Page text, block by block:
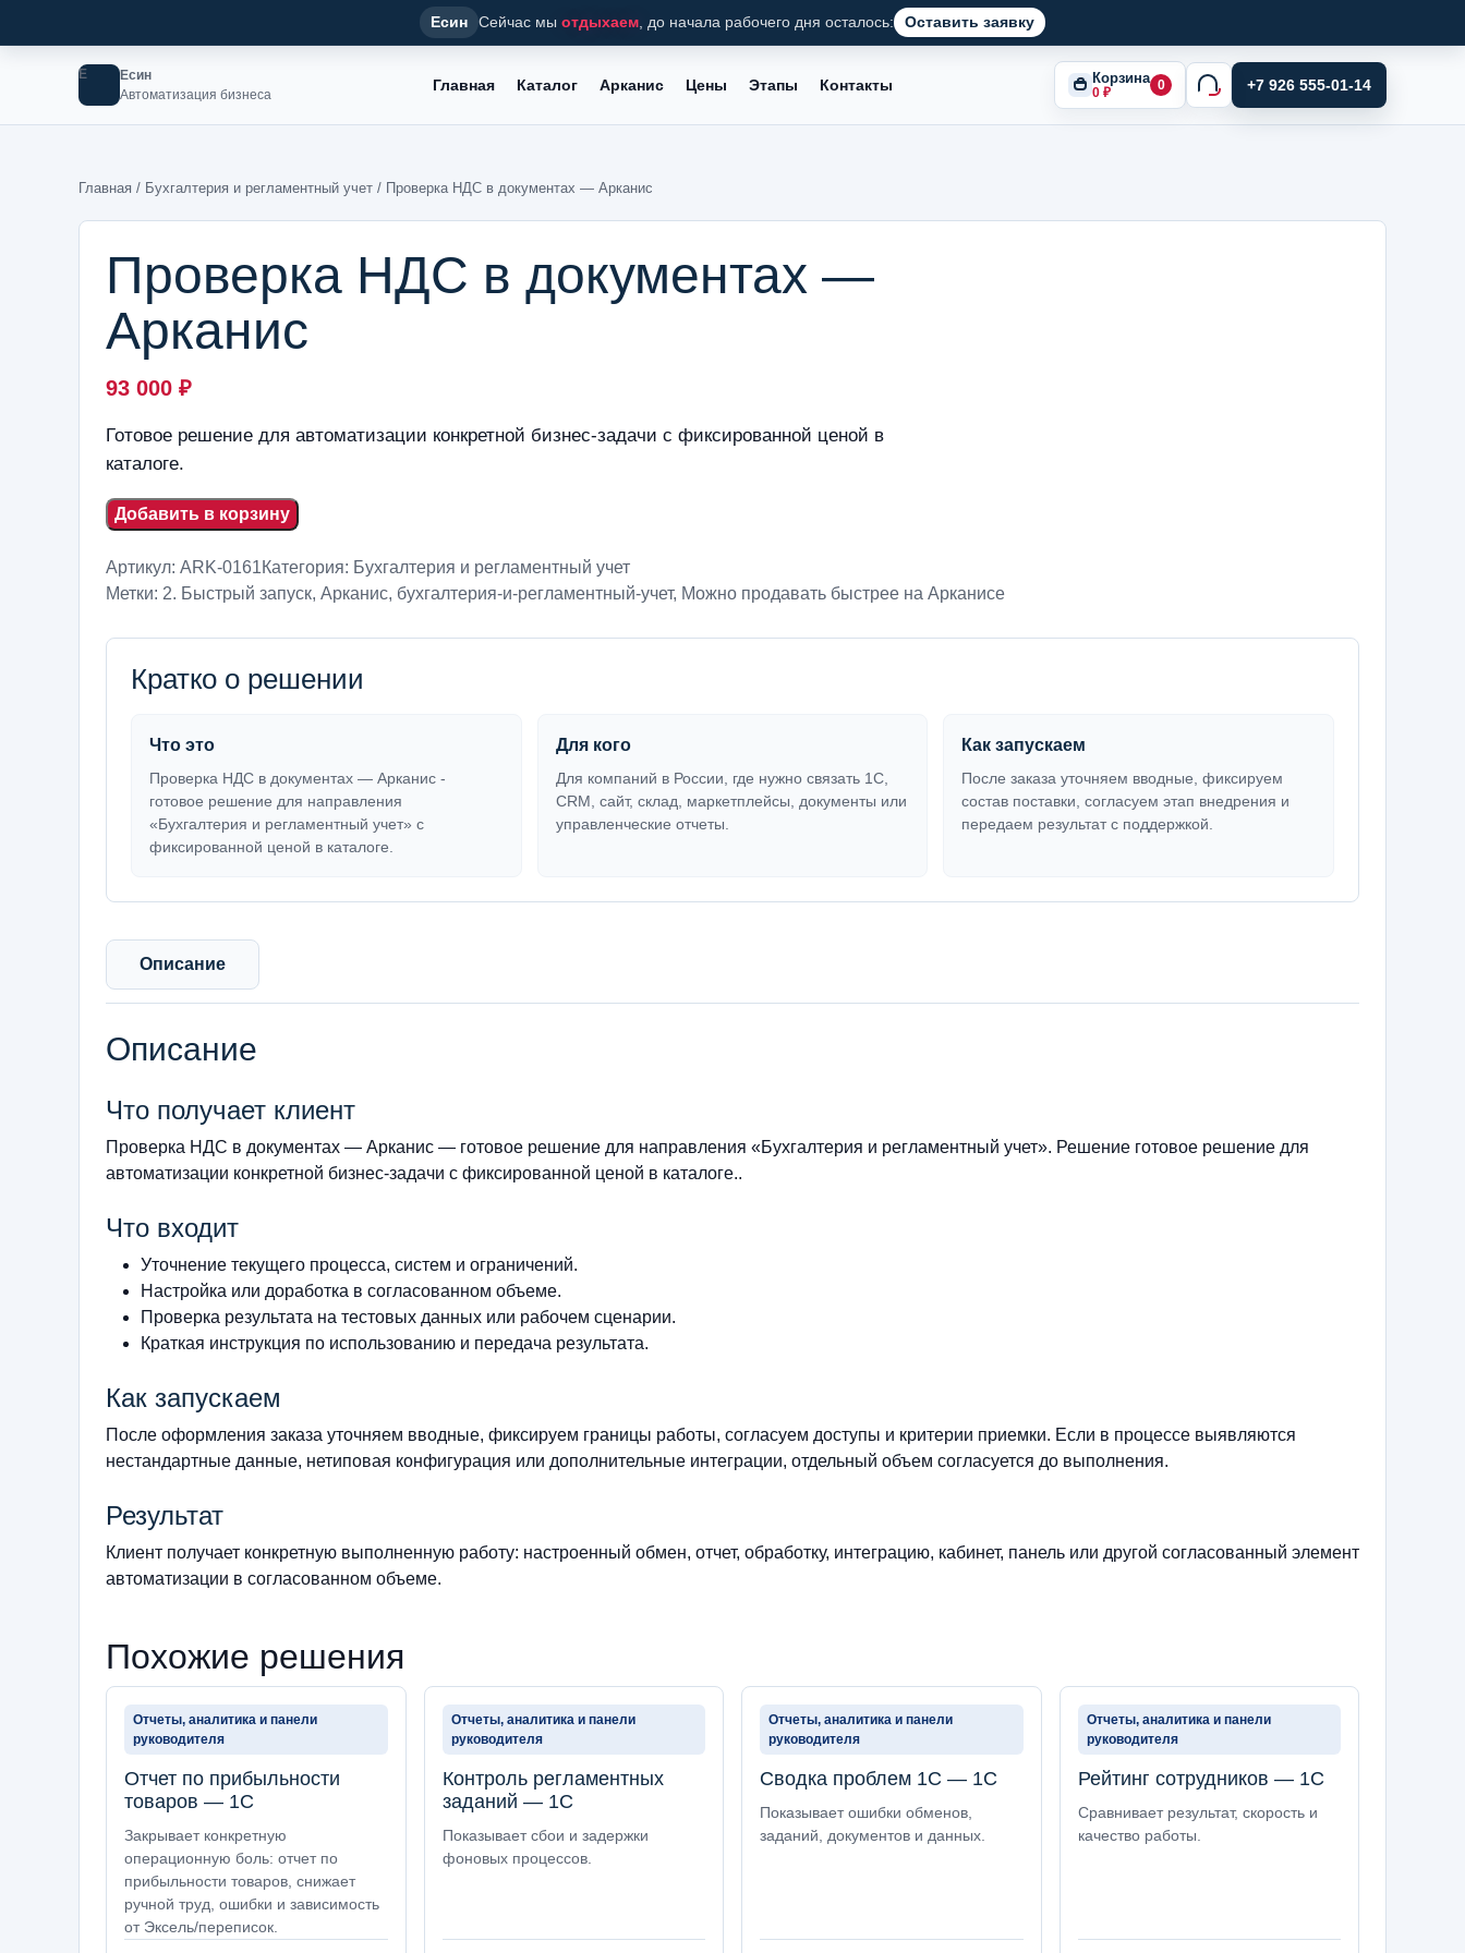
Есин Сейчас мы отдыхаем , до начала рабочего дня осталось: Оставить заявку
Е
Есин
Автоматизация бизнеса
Главная Каталог Арканис Цены Этапы Контакты Корзина
0 ₽ 0 +7 926 555-01-14
Главная / Бухгалтерия и регламентный учет / Проверка НДС в документах — Арканис
Проверка НДС в документах —
Арканис
93 000 ₽
Готовое решение для автоматизации конкретной бизнес-задачи с фиксированной ценой в
каталоге.
Добавить в корзину
Артикул: ARK-0161Категория: Бухгалтерия и регламентный учет
Метки: 2. Быстрый запуск, Арканис, бухгалтерия-и-регламентный-учет, Можно продавать быстрее на Арканисе
Кратко о решении
Что это
Проверка НДС в документах — Арканис -
готовое решение для направления
«Бухгалтерия и регламентный учет» с
фиксированной ценой в каталоге.
Для кого
Для компаний в России, где нужно связать 1С,
CRM, сайт, склад, маркетплейсы, документы или
управленческие отчеты.
Как запускаем
После заказа уточняем вводные, фиксируем
состав поставки, согласуем этап внедрения и
передаем результат с поддержкой.
Описание
Описание
Что получает клиент
Проверка НДС в документах — Арканис — готовое решение для направления «Бухгалтерия и регламентный учет». Решение готовое решение для
автоматизации конкретной бизнес-задачи с фиксированной ценой в каталоге..
Что входит
Уточнение текущего процесса, систем и ограничений.
Настройка или доработка в согласованном объеме.
Проверка результата на тестовых данных или рабочем сценарии.
Краткая инструкция по использованию и передача результата.
Как запускаем
После оформления заказа уточняем вводные, фиксируем границы работы, согласуем доступы и критерии приемки. Если в процессе выявляются
нестандартные данные, нетиповая конфигурация или дополнительные интеграции, отдельный объем согласуется до выполнения.
Результат
Клиент получает конкретную выполненную работу: настроенный обмен, отчет, обработку, интеграцию, кабинет, панель или другой согласованный элемент
автоматизации в согласованном объеме.
Похожие решения
Отчеты, аналитика и панели
руководителя
Отчет по прибыльности
товаров — 1С
Закрывает конкретную
операционную боль: отчет по
прибыльности товаров, снижает
ручной труд, ошибки и зависимость
от Эксель/переписок.
Отчеты, аналитика и панели
руководителя
Контроль регламентных
заданий — 1С
Показывает сбои и задержки
фоновых процессов.
Отчеты, аналитика и панели
руководителя
Сводка проблем 1С — 1С
Показывает ошибки обменов,
заданий, документов и данных.
Отчеты, аналитика и панели
руководителя
Рейтинг сотрудников — 1С
Сравнивает результат, скорость и
качество работы.